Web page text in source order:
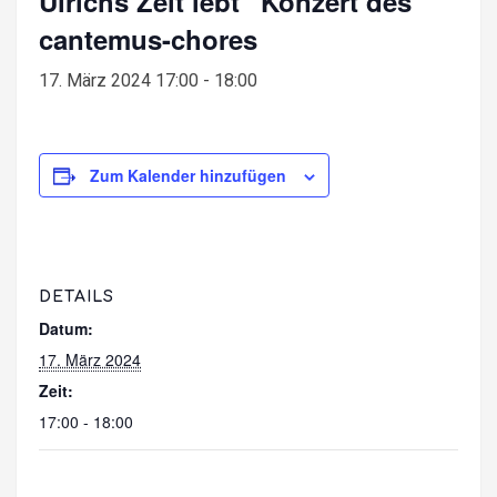
cantemus-chores
17. März 2024 17:00 - 18:00
Zum Kalender hinzufügen
DETAILS
Datum:
17. März 2024
Zeit:
17:00 - 18:00